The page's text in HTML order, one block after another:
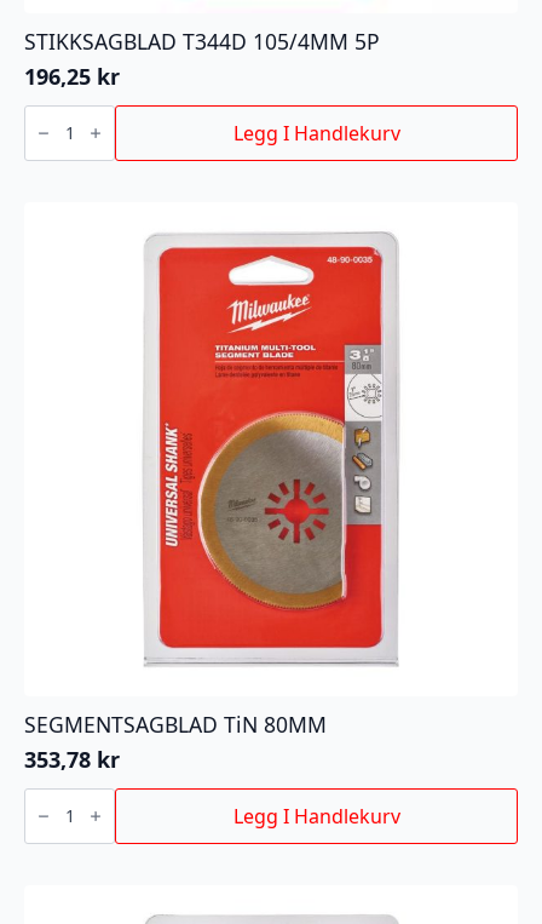
STIKKSAGBLAD T344D 105/4MM 5P
196,25 kr
STIKKSAGBLAD
T344D
105/4MM
5P
Legg I Handlekurv
SEGMENTSAGBLAD TiN 80MM
353,78 kr
SEGMENTSAGBLAD
TiN
80MM
antall
Legg I Handlekurv